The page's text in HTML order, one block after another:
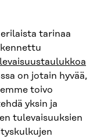
tarinaa
on jotain hyvää,
toivo
yksin ja
tulevaisuuksien